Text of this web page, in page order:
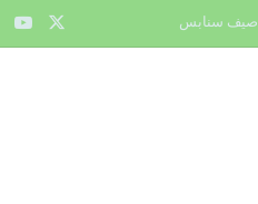
صيف سنابس